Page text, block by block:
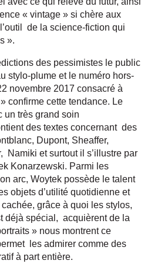
« vintage » si chère aux
de la science-fiction qui
».
des pessimistes le public
stylo-plume et le numéro hors-
novembre 2017 consacré à
confirme cette tendance. Le
un très grand soin
des textes concernant des
Dupont, Sheaffer,
Namiki et surtout il s’illustre par
Konarzewski. Parmi les
arc, Woytek possède le talent
objets d’utilité quotidienne et
grâce à quoi les stylos,
déjà spécial, acquièrent de la
» nous montrent ce
les admirer comme des
à part entière.